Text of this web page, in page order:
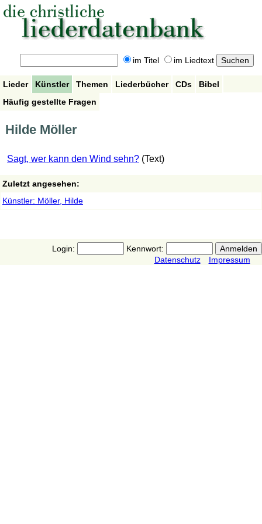
im Titel im Liedtext
Lieder Künstler Themen Liederbücher CDs
Bibel
Häufig gestellte Fragen
Hilde Möller
Sagt, wer kann den Wind sehn? (Text)
Zuletzt angesehen:
Künstler: Möller, Hilde
Login:
Kennwort:
Datenschutz
Impressum